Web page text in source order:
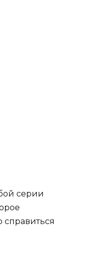
серии
справиться